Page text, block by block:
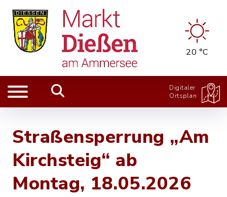
20 °C
Digitaler
Ortsplan
Straßensperrung „Am
Kirchsteig“ ab
Montag, 18.05.2026